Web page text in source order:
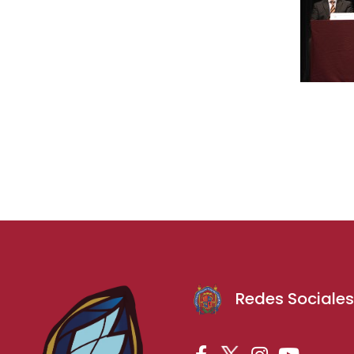
Redes Sociales